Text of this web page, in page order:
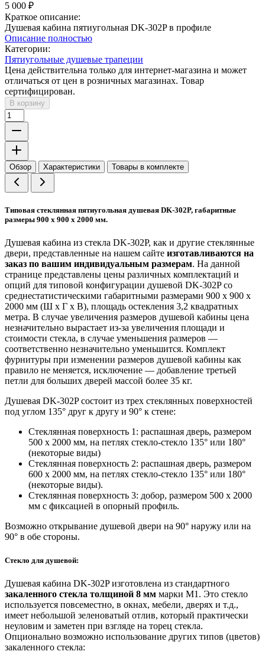
5 000 ₽
Краткое описание:
Душевая кабина пятиугольная DK-302P в профиле
Описание полностью
Категории:
Пятиугольные душевые трапеции
Цена действительна только для интернет-магазина и может
отличаться от цен в розничных магазинах. Товар
сертифицирован.
В корзину
Обзор Характеристики Товары в комплекте
Типовая стеклянная пятиугольная душевая DK-302P, габаритные
размеры 900 х 900 х 2000 мм.
Душевая кабина из стекла DK-302P, как и другие стеклянные
двери, представленные на нашем сайте изготавливаются на
заказ по вашим индивидуальным размерам. На данной
странице представлены цены различных комплектаций и
опций для типовой конфигурации душевой DK-302P со
среднестатистическими габаритными размерами 900 х 900 х
2000 мм (Ш х Г х В), площадь остекления 3,2 квадратных
метра. В случае увеличения размеров душевой кабины цена
незначительно вырастает из-за увеличения площади и
стоимости стекла, в случае уменьшения размеров —
соответственно незначительно уменьшится. Комплект
фурнитуры при изменении размеров душевой кабины как
правило не меняется, исключение — добавление третьей
петли для больших дверей массой более 35 кг.
Душевая DK-302P состоит из трех стеклянных поверхностей
под углом 135° друг к другу и 90° к стене:
Стеклянная поверхность 1: распашная дверь, размером
500 х 2000 мм, на петлях стекло-стекло 135° или 180°
(некоторые виды)
Стеклянная поверхность 2: распашная дверь, размером
600 х 2000 мм, на петлях стекло-стекло 135° или 180°
(некоторые виды).
Стеклянная поверхность 3: добор, размером 500 х 2000
мм с фиксацией в опорный профиль.
Возможно открывание душевой двери на 90° наружу или на
90° в обе стороны.
Стекло для душевой:
Душевая кабина DK-302P изготовлена из стандартного
закаленного стекла толщиной 8 мм марки М1. Это стекло
используется повсеместно, в окнах, мебели, дверях и т.д.,
имеет небольшой зеленоватый отлив, который практически
неуловим и заметен при взгляде на торец стекла.
Опционально возможно использование других типов (цветов)
закаленного стекла: